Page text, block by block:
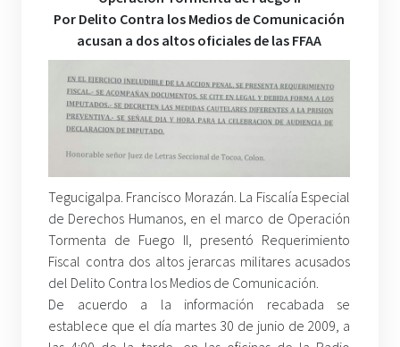
Por Delito Contra los Medios de Comunicación
acusan a dos altos oficiales de las FFAA
Tegucigalpa. Francisco Morazán. La Fiscalía Especial
de Derechos Humanos, en el marco de Operación
Tormenta de Fuego II, presentó Requerimiento
Fiscal contra dos altos jerarcas militares acusados
del Delito Contra los Medios de Comunicación.
De acuerdo a la información recabada se
establece que el día martes 30 de junio de 2009, a